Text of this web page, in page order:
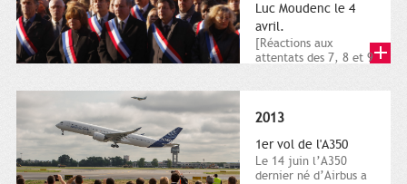
Luc Moudenc le 4
avril.
[Réactions aux
attentats des 7, 8 et 9
2013
1er vol de l'A350
Le 14 juin l’A350
dernier né d’Airbus a